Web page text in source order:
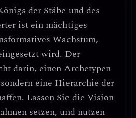
der Stäbe und des
ist ein mächtiges
Wachstum,
wird. Der
darin, einen Archetypen
eine Hierarchie der
Lassen Sie die Vision
setzen, und nutzen